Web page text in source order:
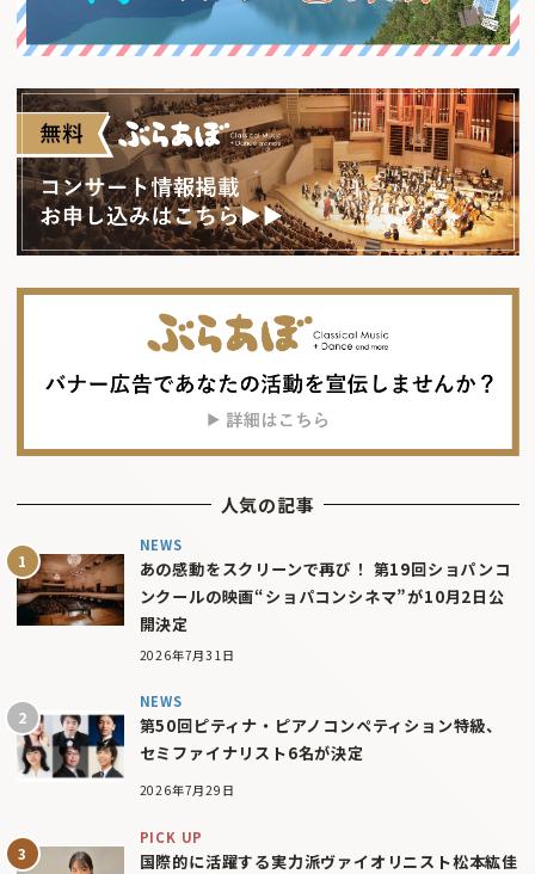
人気の記事
NEWS
あの感動をスクリーンで再び！ 第19回ショパンコ
ンクールの映画“ショパコンシネマ”が10月2日公
開決定
2026年7月31日
NEWS
第50回ピティナ・ピアノコンペティション特級、
セミファイナリスト6名が決定
2026年7月29日
PICK UP
国際的に活躍する実力派ヴァイオリニスト松本紘佳